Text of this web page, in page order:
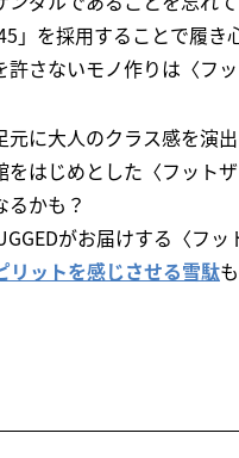
」を採用することで履き
許さないモノ作りは〈フ
元に大人のクラス感を演
をはじめとした〈フット
るかも？
がお届けする〈フ
リットを感じさせる雪駄